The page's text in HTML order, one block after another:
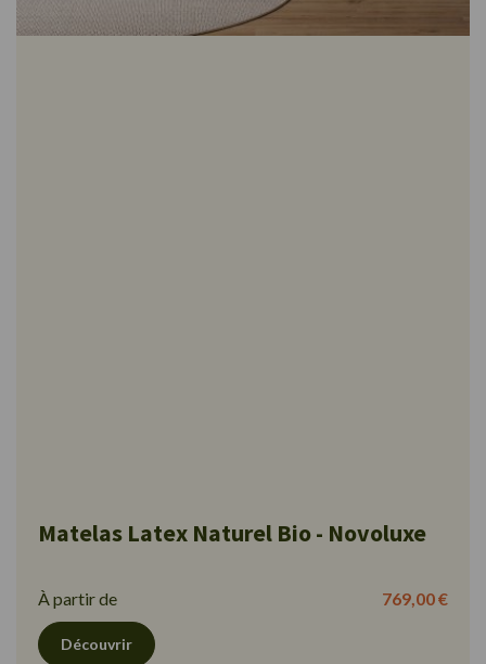
Matelas Latex Naturel Bio - Novoluxe
À partir de 769,00 €
Découvrir